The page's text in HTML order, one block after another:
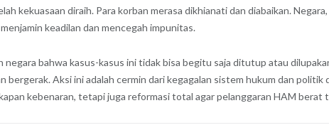
kekuasaan diraih. Para korban merasa dikhianati dan diabaikan.
keadilan dan mencegah impunitas.
negara bahwa kasus-kasus ini tidak bisa begitu saja ditutup atau
bergerak. Aksi ini adalah cermin dari kegagalan sistem hukum dan
kebenaran, tetapi juga reformasi total agar pelanggaran HAM berat